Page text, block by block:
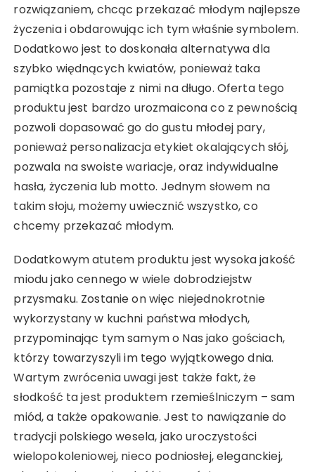
rozwiązaniem, chcąc przekazać młodym najlepsze
życzenia i obdarowując ich tym właśnie symbolem.
Dodatkowo jest to doskonała alternatywa dla
szybko więdnących kwiatów, ponieważ taka
pamiątka pozostaje z nimi na długo. Oferta tego
produktu jest bardzo urozmaicona co z pewnością
pozwoli dopasować go do gustu młodej pary,
ponieważ personalizacja etykiet okalających słój,
pozwala na swoiste wariacje, oraz indywidualne
hasła, życzenia lub motto. Jednym słowem na
takim słoju, możemy uwiecznić wszystko, co
chcemy przekazać młodym.
Dodatkowym atutem produktu jest wysoka jakość
miodu jako cennego w wiele dobrodziejstw
przysmaku. Zostanie on więc niejednokrotnie
wykorzystany w kuchni państwa młodych,
przypominając tym samym o Nas jako gościach,
którzy towarzyszyli im tego wyjątkowego dnia.
Wartym zwrócenia uwagi jest także fakt, że
słodkość ta jest produktem rzemieślniczym – sam
miód, a także opakowanie. Jest to nawiązanie do
tradycji polskiego wesela, jako uroczystości
wielopokoleniowej, nieco podniosłej, eleganckiej,